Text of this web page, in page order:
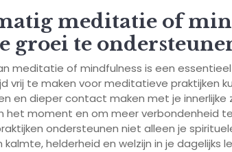
meditatie of
groei te
meditatie of mindfulness is een
vrij te maken voor meditatieve praktijken
en dieper contact maken met je innerlijke
het moment en om meer verbondenheid
ondersteunen niet alleen je
helderheid en welzijn in je dagelijks